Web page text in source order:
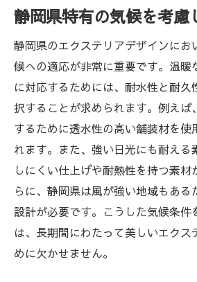
庭造りの第一歩：プラン
石材や木材を使ったデザ
居心地よい空間を作るた
省エネを意識した照明設計
庭でのプライベート空間
エクステリアで作る静岡県の
住宅との調和を図るカラ
動線を考えたエクステリ
家族のライフスタイルに合
趣味を楽しむための空間づ
静岡県特有の気候を考慮
静岡県のエクステリアデザインにお
候への適応が非常に重要です。温暖
に対応するためには、耐水性と耐久
択することが求められます。例えば
するために透水性の高い舗装材を使
れます。また、強い日光にも耐える
しにくい仕上げや耐熱性を持つ素材
らに、静岡県は風が強い地域もある
設計が必要です。こうした気候条件
は、長期間にわたって美しいエクス
めに欠かせません。